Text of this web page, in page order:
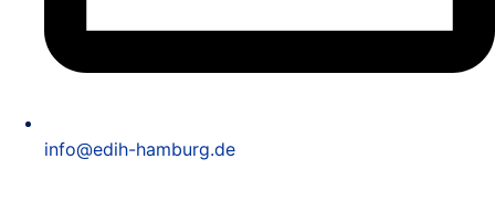
info@edih-hamburg.de